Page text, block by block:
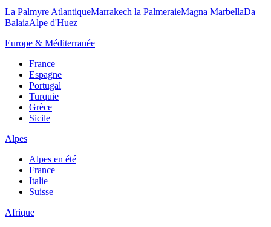
La Palmyre AtlantiqueMarrakech la PalmeraieMagna MarbellaDa
BalaiaAlpe d'Huez
Europe & Méditerranée
France
Espagne
Portugal
Turquie
Grèce
Sicile
Alpes
Alpes en été
France
Italie
Suisse
Afrique